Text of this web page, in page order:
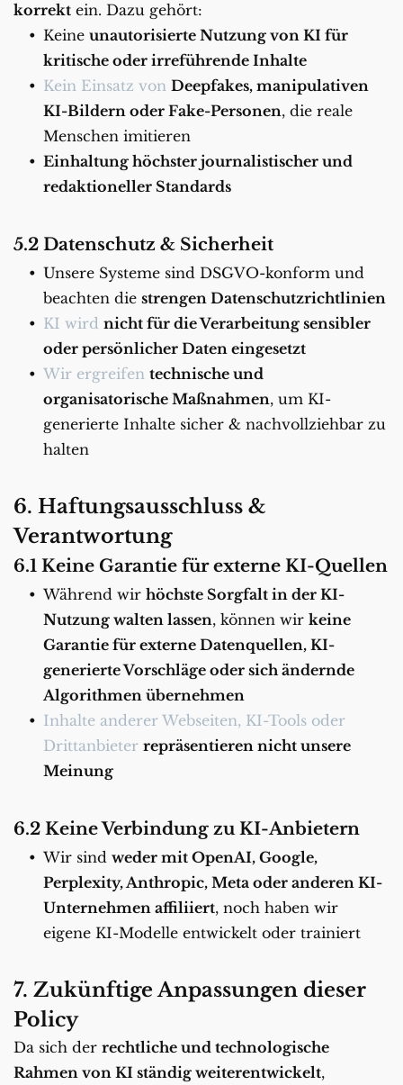
korrekt ein. Dazu gehört:
Keine unautorisierte Nutzung von KI für
kritische oder irreführende Inhalte
Kein Einsatz von Deepfakes, manipulativen
KI-Bildern oder Fake-Personen, die reale
Menschen imitieren
Einhaltung höchster journalistischer und
redaktioneller Standards
5.2 Datenschutz & Sicherheit
Unsere Systeme sind DSGVO-konform und
beachten die strengen Datenschutzrichtlinien
KI wird nicht für die Verarbeitung sensibler
oder persönlicher Daten eingesetzt
Wir ergreifen technische und
organisatorische Maßnahmen, um KI-
generierte Inhalte sicher & nachvollziehbar zu
halten
6. Haftungsausschluss &
Verantwortung
6.1 Keine Garantie für externe KI-Quellen
Während wir höchste Sorgfalt in der KI-
Nutzung walten lassen, können wir keine
Garantie für externe Datenquellen, KI-
generierte Vorschläge oder sich ändernde
Algorithmen übernehmen
Inhalte anderer Webseiten, KI-Tools oder
Drittanbieter repräsentieren nicht unsere
Meinung
6.2 Keine Verbindung zu KI-Anbietern
Wir sind weder mit OpenAI, Google,
Perplexity, Anthropic, Meta oder anderen KI-
Unternehmen affiliiert, noch haben wir
eigene KI-Modelle entwickelt oder trainiert
7. Zukünftige Anpassungen dieser
Policy
Da sich der rechtliche und technologische
Rahmen von KI ständig weiterentwickelt,